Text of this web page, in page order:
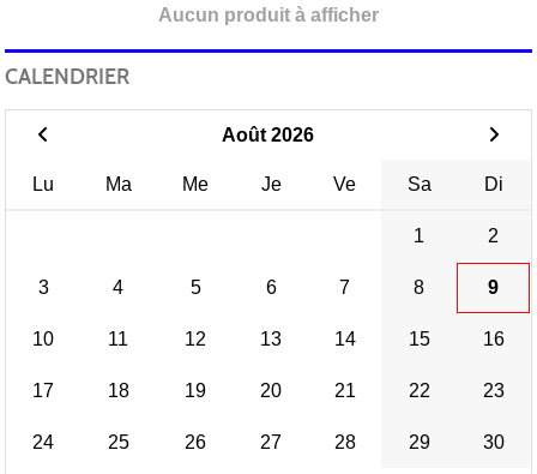
Aucun produit à afficher
CALENDRIER
Août 2026
Lu Ma Me Je Ve Sa Di
1 2
3 4 5 6 7 8 9
10 11 12 13 14 15 16
17 18 19 20 21 22 23
24 25 26 27 28 29 30